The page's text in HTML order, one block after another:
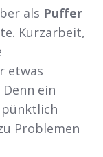
als Puffer
Kurzarbeit,
etwas
ein
Problemen